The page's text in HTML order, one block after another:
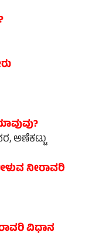
ಅಣೆಕಟ್ಟು
ನೀರಾವರಿ
ವಿಧಾನ